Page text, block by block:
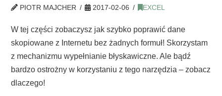
PIOTR MAJCHER 2017-02-06 EXCEL
W tej części zobaczysz jak szybko poprawić dane
skopiowane z Internetu bez żadnych formuł! Skorzystam
z mechanizmu wypełnianie błyskawiczne. Ale bądź
bardzo ostrożny w korzystaniu z tego narzędzia – zobacz
dlaczego!